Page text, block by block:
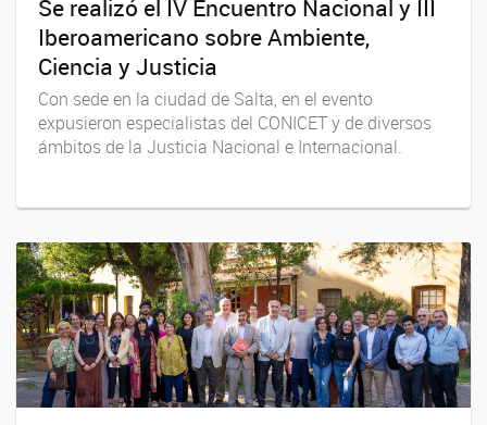
Se realizó el IV Encuentro Nacional y III
Iberoamericano sobre Ambiente,
Ciencia y Justicia
Con sede en la ciudad de Salta, en el evento
expusieron especialistas del CONICET y de diversos
ámbitos de la Justicia Nacional e Internacional.